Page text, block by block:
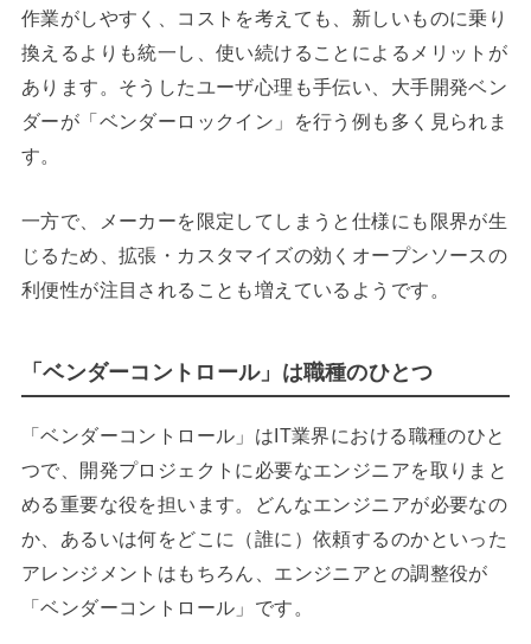
作業がしやすく、コストを考えても、新しいものに乗り
換えるよりも統一し、使い続けることによるメリットが
あります。そうしたユーザ心理も手伝い、大手開発ベン
ダーが「ベンダーロックイン」を行う例も多く見られま
す。
一方で、メーカーを限定してしまうと仕様にも限界が生
じるため、拡張・カスタマイズの効くオープンソースの
利便性が注目されることも増えているようです。
「ベンダーコントロール」は職種のひとつ
「ベンダーコントロール」はIT業界における職種のひと
つで、開発プロジェクトに必要なエンジニアを取りまと
める重要な役を担います。どんなエンジニアが必要なの
か、あるいは何をどこに（誰に）依頼するのかといった
アレンジメントはもちろん、エンジニアとの調整役が
「ベンダーコントロール」です。